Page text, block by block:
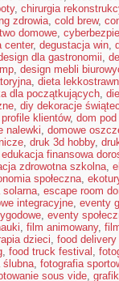
, chirurgia
zdrowia, cold brew,
domowe,
center, degustacja win,
dla gastronomii,
, design mebli
, dieta
dla początkujących,
, diy dekoracje
klientów, dom
nalewki, domowe
, druk 3d hobby,
edukacja finansowa
zdrowotna szkolna,
społeczna,
solarna, escape room
integracyjne, eventy
, eventy
, film animowany,
dzieci, food delivery
, food truck festival ,
ślubna, fotografia
sous vide,